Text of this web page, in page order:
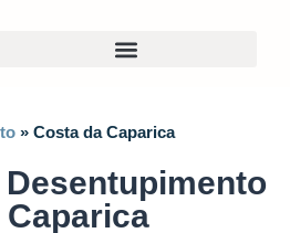
» Costa da Caparica
Caparica